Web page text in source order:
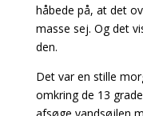
håbede på, at det
masse sej. Og det
den.
Det var en stille
omkring de 13
afsøge vandsøjlen